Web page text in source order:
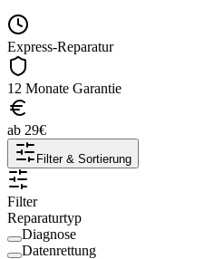
Express-Reparatur
12 Monate Garantie
ab 29€
Filter & Sortierung
Filter
Reparaturtyp
Diagnose
Datenrettung